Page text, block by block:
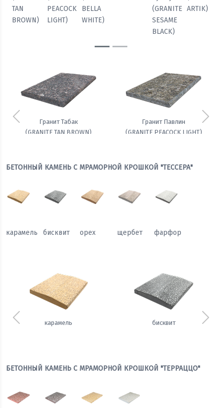
TAN
BROWN)
PEACOCK
LIGHT)
BELLA
WHITE)
(GRANITE
SESAME
BLACK)
ARTIK)
Гранит Табак
(GRANITE TAN BROWN)
Гранит Павлин
(GRANITE PEACOCK LIGHT)
Предыдущий
БЕТОННЫЙ КАМЕНЬ С МРАМОРНОЙ КРОШКОЙ "ТЕССЕРА"
карамель бисквит орех щербет фарфор
карамель бисквит
Предыдущий
БЕТОННЫЙ КАМЕНЬ С МРАМОРНОЙ КРОШКОЙ "ТЕРРАЦЦО"